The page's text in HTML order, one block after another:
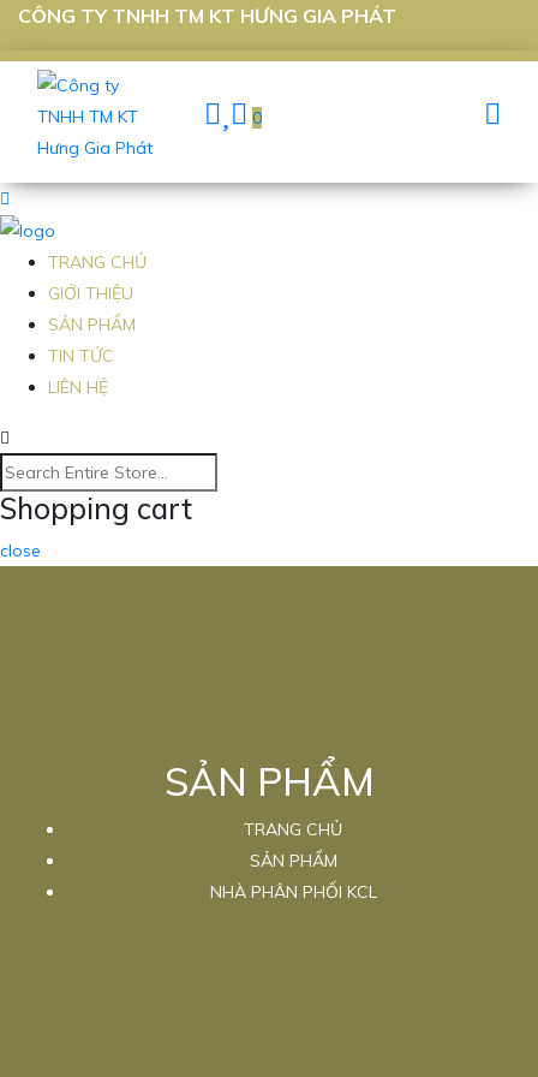
CÔNG TY TNHH TM KT HƯNG GIA PHÁT
0
TRANG CHỦ
GIỚI THIỆU
SẢN PHẨM
TIN TỨC
LIÊN HỆ
Shopping cart
close
SẢN PHẨM
TRANG CHỦ
SẢN PHẨM
NHÀ PHÂN PHỐI KCL